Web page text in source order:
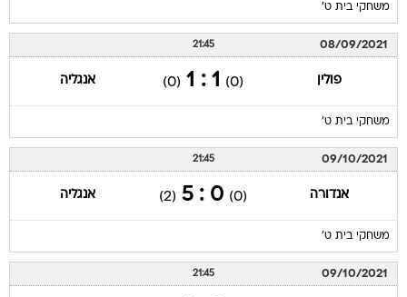
משחקי בית ט'
08/09/2021
21:45
פולין (0)
1 : 1
(0) אנגליה
משחקי בית ט'
09/10/2021
21:45
אנדורה (0)
0 : 5
(2) אנגליה
משחקי בית ט'
09/10/2021
21:45